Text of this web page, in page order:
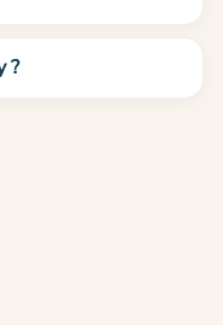
?